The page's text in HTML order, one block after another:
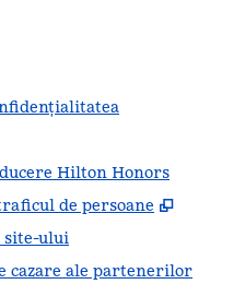
Hilton Honors
de persoane
,
site-ului
cazare ale partenerilor